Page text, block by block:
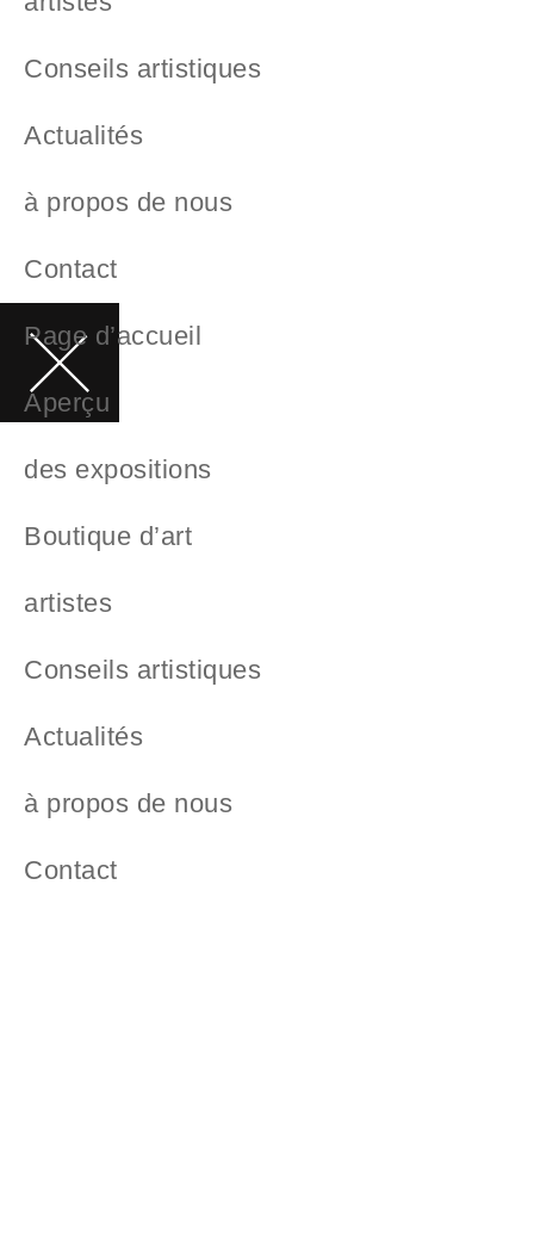
Conseils artistiques
Actualités
à propos de nous
Contact
Page d’accueil
Aperçu
des expositions
Boutique d’art
artistes
Conseils artistiques
Actualités
à propos de nous
Contact